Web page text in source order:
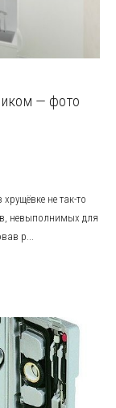
— фото
не так-то
невыполнимых для
р...